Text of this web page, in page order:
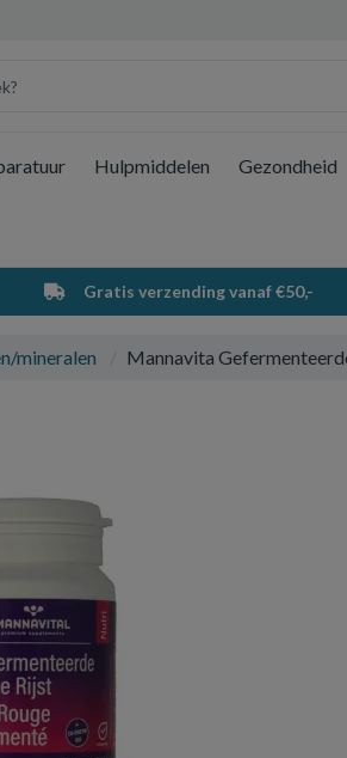
Hulpmiddelen Gezondheid
Gratis verzending vanaf €50,-
mineralen Mannavita